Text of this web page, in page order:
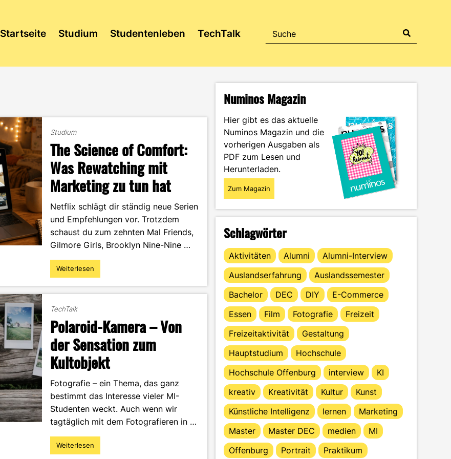
Startseite Studium Studentenleben TechTalk
Studium
The Science of Comfort:
Was Rewatching mit
Marketing zu tun hat
Netflix schlägt dir ständig neue Serien
und Empfehlungen vor. Trotzdem
schaust du zum zehnten Mal Friends,
Gilmore Girls, Brooklyn Nine-Nine …
"The
Science
Was
Rewatching
mit
Marketing
zu
tun
Weiterlesen
TechTalk
Polaroid-Kamera – Von
der Sensation zum
Kultobjekt
Fotografie – ein Thema, das ganz
bestimmt das Interesse vieler MI-
Studenten weckt. Auch wenn wir
tagtäglich mit dem Fotografieren in …
"Polaroid-
Kamera
Weiterlesen
Numinos Magazin
Hier gibt es das aktuelle
Numinos Magazin und die
vorherigen Ausgaben als
PDF zum Lesen und
Herunterladen.
Zum Magazin
Schlagwörter
Aktivitäten Alumni
Alumni-Interview
Auslandserfahrung
Auslandssemester
Bachelor
DEC DIY
E-Commerce
Essen
Film Fotografie
Freizeit
Freizeitaktivität
Gestaltung
Hauptstudium
Hochschule
Hochschule Offenburg
interview
KI
kreativ
Kreativität Kultur
Kunst
Künstliche Intelligenz
lernen
Marketing
Master
Master DEC medien
MI
Offenburg
Portrait
Praktikum